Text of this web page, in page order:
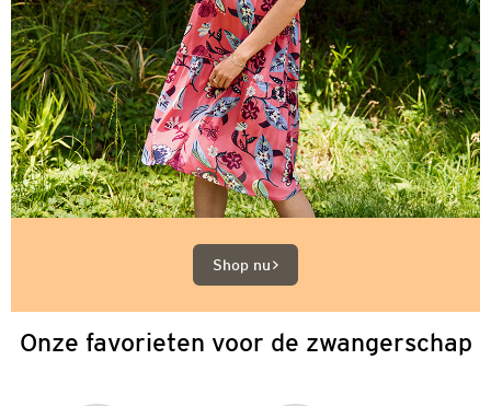
Shop nu
Onze favorieten voor de zwangerschap